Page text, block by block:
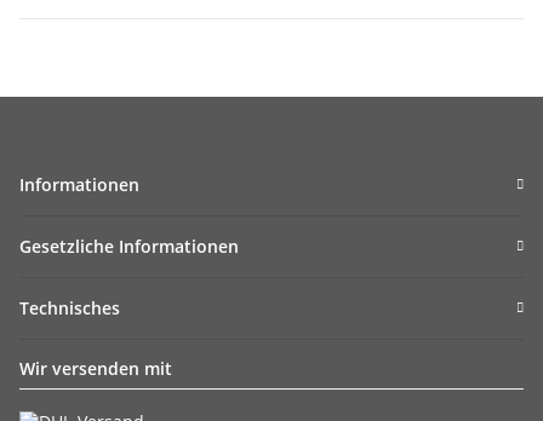
Informationen
Gesetzliche Informationen
Technisches
Wir versenden mit